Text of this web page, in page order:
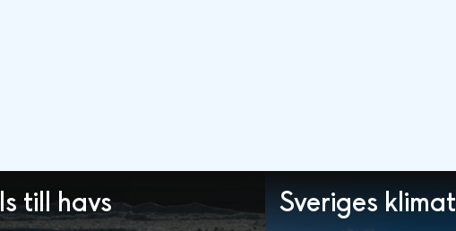
Is till havs Sveriges klimat